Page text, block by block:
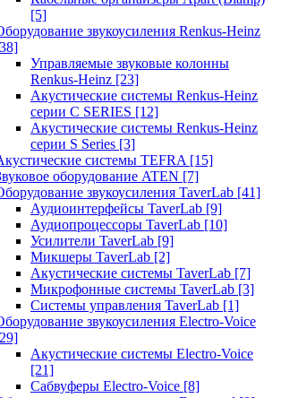
[5]
звукоусиления Renkus-Heinz
Управляемые звуковые колонны
Renkus-Heinz [23]
Акустические системы Renkus-Heinz
серии C SERIES [12]
Акустические системы Renkus-Heinz
серии S Series [3]
системы TEFRA [15]
оборудование ATEN [7]
звукоусиления TaverLab [41]
Аудиоинтерфейсы TaverLab [9]
Аудиопроцессоры TaverLab [10]
Усилители TaverLab [9]
Микшеры TaverLab [2]
Акустические системы TaverLab [7]
Микрофонные системы TaverLab [3]
Системы управления TaverLab [1]
звукоусиления Electro-Voice
Акустические системы Electro-Voice
[21]
Сабвуферы Electro-Voice [8]